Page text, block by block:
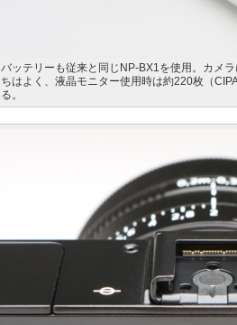
バッテリーも従来と同じNP-BX1を使用。カメ
ちはよく、液晶モニター使用時は約220枚（
る。